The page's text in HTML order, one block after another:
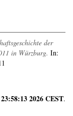
der
in Würzburg. In:
2026 CEST.